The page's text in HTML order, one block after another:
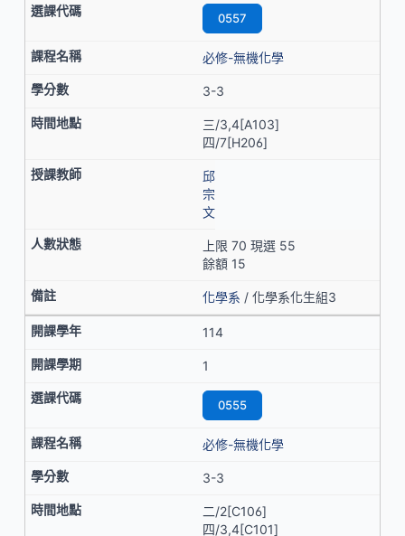
0557
必修-無機化學
3-3
三/3,4[A103]
四/7[H206]
邱
宗
文
上限 70 現選 55
餘額 15
化學系 / 化學系化生組3
114
1
0555
必修-無機化學
3-3
二/2[C106]
四/3,4[C101]